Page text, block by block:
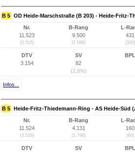
B 5 OD Heide-Marschstraße (B 203) - Heide-Fritz-
Nr.
11.523
(3.515)
B-Rang
9.500
(7.098)
L-
431
(330)
DTV
3.154
SV
82
(2,6%)
BPL
Infos...
B 5 Heide-Fritz-Thiedemann-Ring - AS Heide-Süd
Nr.
11.524
(3.516)
B-Rang
4.131
(1.798)
L-
160
(60)
DTV
SV
BPL